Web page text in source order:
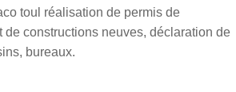
toul réalisation de permis de
constructions neuves, déclaration de
bureaux.